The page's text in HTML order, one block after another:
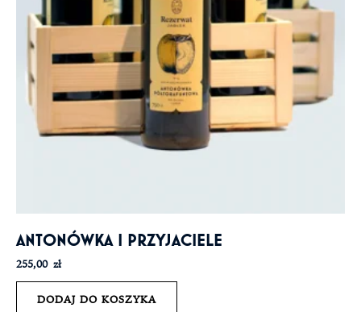
ANTONÓWKA I PRZYJACIELE
255,00 zł
DODAJ DO KOSZYKA